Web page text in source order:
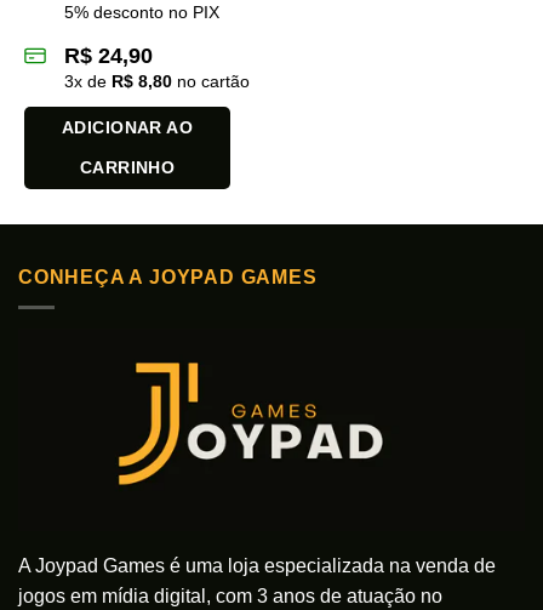
5% desconto no PIX
R$ 24,90
3x de R$ 8,80 no cartão
ADICIONAR AO
CARRINHO
CONHEÇA A JOYPAD GAMES
A Joypad Games é uma loja especializada na venda de
jogos em mídia digital, com 3 anos de atuação no